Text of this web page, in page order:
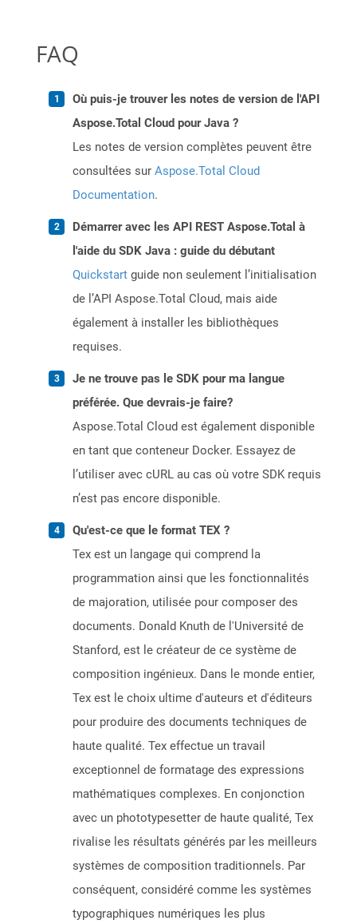
FAQ
Où puis-je trouver les notes de version de l'API
Aspose.Total Cloud pour Java ?
Les notes de version complètes peuvent être
consultées sur Aspose.Total Cloud
Documentation.
Démarrer avec les API REST Aspose.Total à
l'aide du SDK Java : guide du débutant
Quickstart guide non seulement l’initialisation
de l’API Aspose.Total Cloud, mais aide
également à installer les bibliothèques
requises.
Je ne trouve pas le SDK pour ma langue
préférée. Que devrais-je faire?
Aspose.Total Cloud est également disponible
en tant que conteneur Docker. Essayez de
l’utiliser avec cURL au cas où votre SDK requis
n’est pas encore disponible.
Qu'est-ce que le format TEX ?
Tex est un langage qui comprend la
programmation ainsi que les fonctionnalités
de majoration, utilisée pour composer des
documents. Donald Knuth de l'Université de
Stanford, est le créateur de ce système de
composition ingénieux. Dans le monde entier,
Tex est le choix ultime d'auteurs et d'éditeurs
pour produire des documents techniques de
haute qualité. Tex effectue un travail
exceptionnel de formatage des expressions
mathématiques complexes. En conjonction
avec un phototypesetter de haute qualité, Tex
rivalise les résultats générés par les meilleurs
systèmes de composition traditionnels. Par
conséquent, considéré comme les systèmes
typographiques numériques les plus